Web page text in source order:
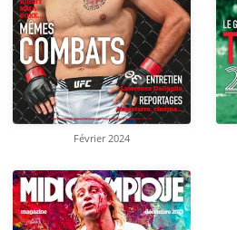
Février 2024